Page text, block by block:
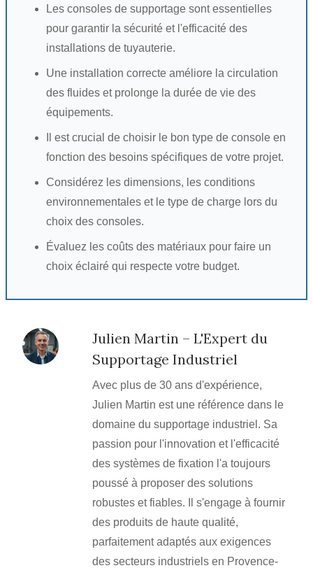
Les consoles de supportage sont essentielles
pour garantir la sécurité et l'efficacité des
installations de tuyauterie.
Une installation correcte améliore la circulation
des fluides et prolonge la durée de vie des
équipements.
Il est crucial de choisir le bon type de console en
fonction des besoins spécifiques de votre projet.
Considérez les dimensions, les conditions
environnementales et le type de charge lors du
choix des consoles.
Évaluez les coûts des matériaux pour faire un
choix éclairé qui respecte votre budget.
Julien Martin – L'Expert du
Supportage Industriel
Avec plus de 30 ans d'expérience,
Julien Martin est une référence dans le
domaine du supportage industriel. Sa
passion pour l'innovation et l'efficacité
des systèmes de fixation l'a toujours
poussé à proposer des solutions
robustes et fiables. Il s'engage à fournir
des produits de haute qualité,
parfaitement adaptés aux exigences
des secteurs industriels en Provence-